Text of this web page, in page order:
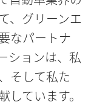
、グリーンエ
なパートナ
ションは、私
そして私た
ています。